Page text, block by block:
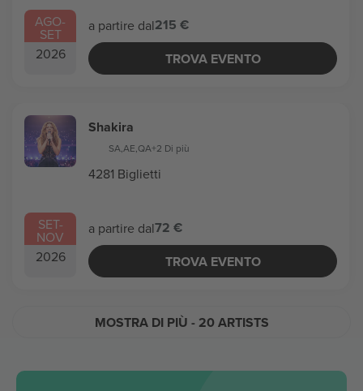
AGO-
SET
2026
a partire dal215 €
TROVA EVENTO
SET-
NOV
2026
Shakira
SA,AE,QA+2 Di più
4281 Biglietti
a partire dal72 €
TROVA EVENTO
MOSTRA DI PIÙ - 20 ARTISTS